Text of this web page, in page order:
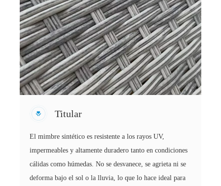
Titular
El mimbre sintético es resistente a los rayos UV,
impermeables y altamente duradero tanto en condiciones
cálidas como húmedas. No se desvanece, se agrieta ni se
deforma bajo el sol o la lluvia, lo que lo hace ideal para